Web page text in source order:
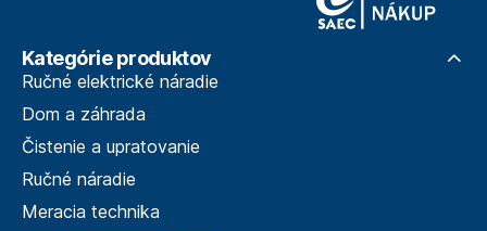
Kategórie produktov
Ručné elektrické náradie
Dom a záhrada
Čistenie a upratovanie
Ručné náradie
Meracia technika